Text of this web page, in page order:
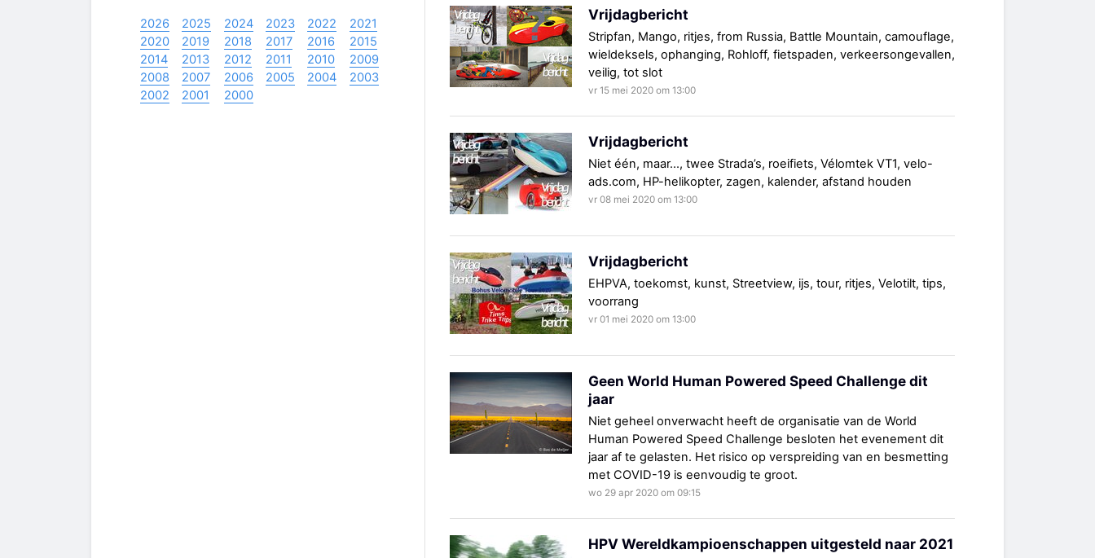
Vrijdagbericht
Stripfan, Mango, ritjes, from Russia, Battle Mountain, camouflage,
wieldeksels, ophanging, Rohloff, fietspaden, verkeersongevallen,
veilig, tot slot
vr 15 mei 2020 om 13:00
Vrijdagbericht
Niet één, maar..., twee Strada’s, roeifiets, Vélomtek VT1, velo-
ads.com, HP-helikopter, zagen, kalender, afstand houden
vr 08 mei 2020 om 13:00
Vrijdagbericht
EHPVA, toekomst, kunst, Streetview, ijs, tour, ritjes, Velotilt, tips,
voorrang
vr 01 mei 2020 om 13:00
Geen World Human Powered Speed Challenge dit
jaar
Niet geheel onverwacht heeft de organisatie van de World
Human Powered Speed Challenge besloten het evenement dit
jaar af te gelasten. Het risico op verspreiding van en besmetting
met COVID-19 is eenvoudig te groot.
wo 29 apr 2020 om 09:15
HPV Wereldkampioenschappen uitgesteld naar 2021
2026 2025 2024 2023 2022
2021
2020
2019 2018 2017 2016
2015
2014
2013 2012 2011 2010
2009
2008
2007 2006 2005 2004
2003
2002
2001 2000